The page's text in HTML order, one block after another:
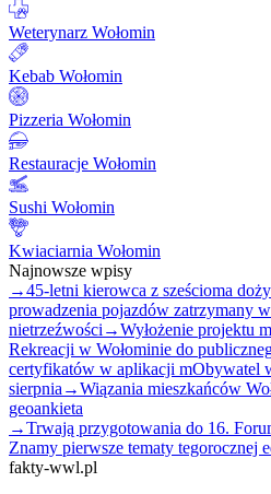
Weterynarz Wołomin
Kebab Wołomin
Pizzeria Wołomin
Restauracje Wołomin
Sushi Wołomin
Kwiaciarnia Wołomin
Najnowsze wpisy
→45-letni kierowca z sześcioma
prowadzenia pojazdów zatrzymany
nietrzeźwości →Wyłożenie projektu
Rekreacji w Wołominie do
certyfikatów w aplikacji mObywatel
sierpnia →Wiązania mieszkańców
geoankieta
→Trwają przygotowania do 16.
Znamy pierwsze tematy tegorocznej
fakty-wwl.pl